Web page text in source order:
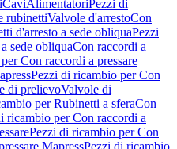
CaviAlimentatori Pezzi di
rubinettiValvole d'arrestoCon
d'arresto a sede obliquaPezzi
sede obliquaCon raccordi a
Con raccordi a pressare
Pezzi di ricambio per Con
di prelievoValvole di
per Rubinetti a sferaCon
ricambio per Con raccordi a
Pezzi di ricambio per Con
MapressPezzi di ricambio